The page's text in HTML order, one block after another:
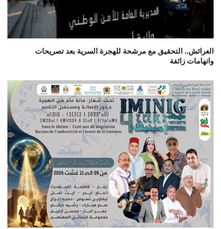
العرائش.. التحقيق مع مرشحة للهجرة السرية بعد تصريحات
واتهامات زائفة